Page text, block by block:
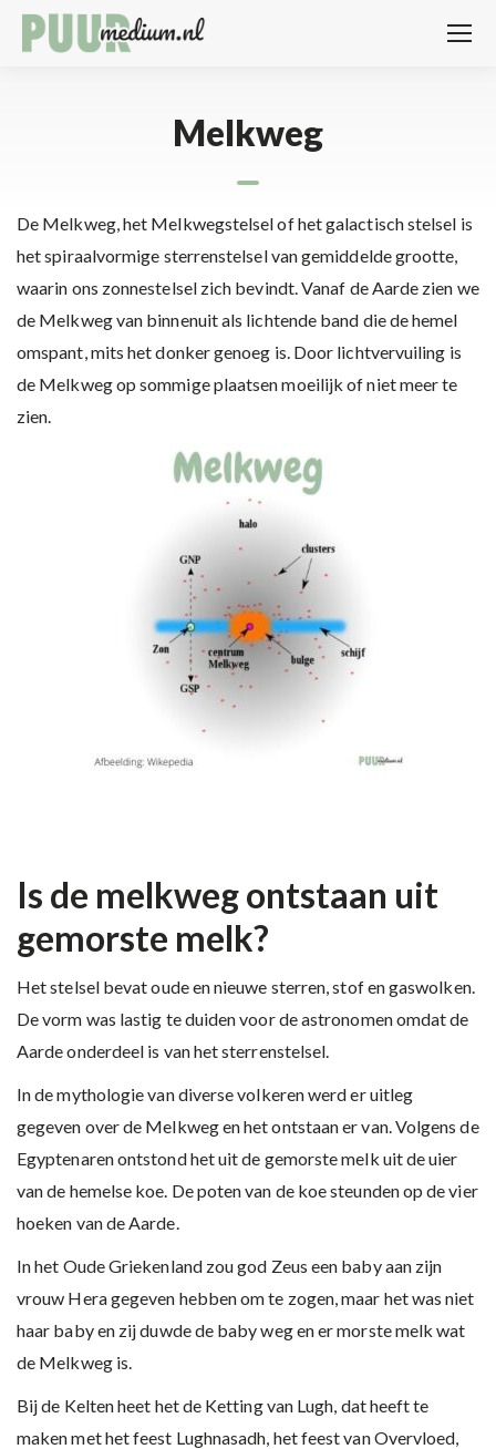
Melkweg
De Melkweg, het Melkwegstelsel of het galactisch stelsel is
het spiraalvormige sterrenstelsel van gemiddelde grootte,
waarin ons zonnestelsel zich bevindt. Vanaf de Aarde zien we
de Melkweg van binnenuit als lichtende band die de hemel
omspant, mits het donker genoeg is. Door lichtvervuiling is
de Melkweg op sommige plaatsen moeilijk of niet meer te
zien.
Is de melkweg ontstaan uit
gemorste melk?
Het stelsel bevat oude en nieuwe sterren, stof en gaswolken.
De vorm was lastig te duiden voor de astronomen omdat de
Aarde onderdeel is van het sterrenstelsel.
In de mythologie van diverse volkeren werd er uitleg
gegeven over de Melkweg en het ontstaan er van. Volgens de
Egyptenaren ontstond het uit de gemorste melk uit de uier
van de hemelse koe. De poten van de koe steunden op de vier
hoeken van de Aarde.
In het Oude Griekenland zou god Zeus een baby aan zijn
vrouw Hera gegeven hebben om te zogen, maar het was niet
haar baby en zij duwde de baby weg en er morste melk wat
de Melkweg is.
Bij de Kelten heet het de Ketting van Lugh, dat heeft te
maken met het feest Lughnasadh, het feest van Overvloed,